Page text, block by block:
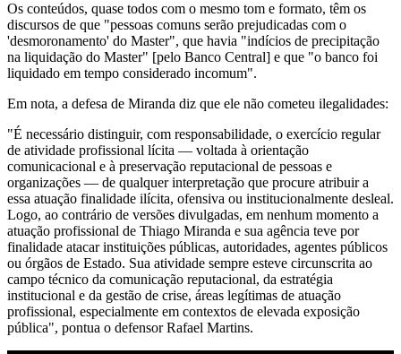
Os conteúdos, quase todos com o mesmo tom e formato, têm os
discursos de que "pessoas comuns serão prejudicadas com o
'desmoronamento' do Master", que havia "indícios de precipitação
na liquidação do Master" [pelo Banco Central] e que "o banco foi
liquidado em tempo considerado incomum".
Em nota, a defesa de Miranda diz que ele não cometeu ilegalidades:
"É necessário distinguir, com responsabilidade, o exercício regular
de atividade profissional lícita — voltada à orientação
comunicacional e à preservação reputacional de pessoas e
organizações — de qualquer interpretação que procure atribuir a
essa atuação finalidade ilícita, ofensiva ou institucionalmente desleal.
Logo, ao contrário de versões divulgadas, em nenhum momento a
atuação profissional de Thiago Miranda e sua agência teve por
finalidade atacar instituições públicas, autoridades, agentes públicos
ou órgãos de Estado. Sua atividade sempre esteve circunscrita ao
campo técnico da comunicação reputacional, da estratégia
institucional e da gestão de crise, áreas legítimas de atuação
profissional, especialmente em contextos de elevada exposição
pública", pontua o defensor Rafael Martins.